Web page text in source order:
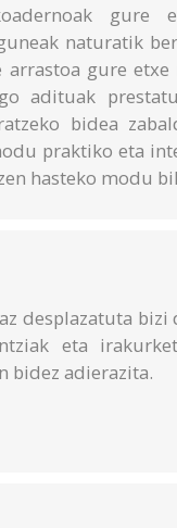
gure
naturatik
gure etxe
adituak
bidea
praktiko eta
hasteko modu
desplazatuta bizi
eta
bidez adierazita.